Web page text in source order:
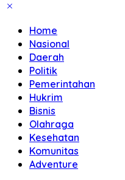
Home
Nasional
Daerah
Politik
Pemerintahan
Hukrim
Bisnis
Olahraga
Kesehatan
Komunitas
Adventure